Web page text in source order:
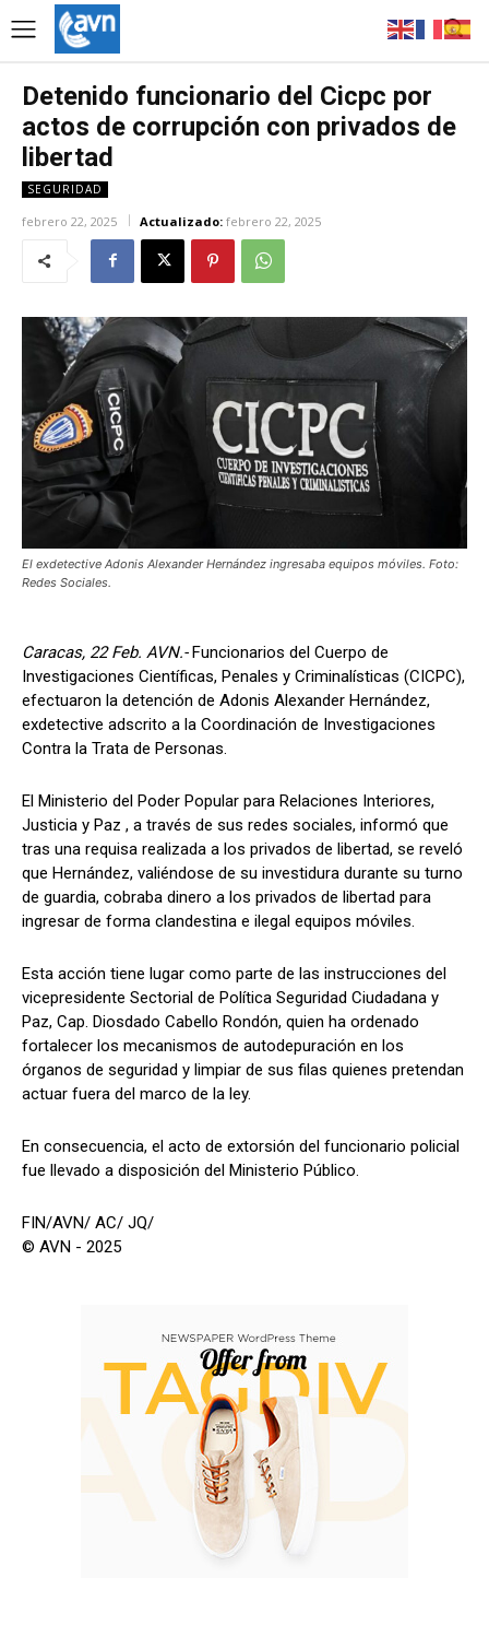
Detenido funcionario del Cicpc por
actos de corrupción con privados de
libertad
SEGURIDAD
febrero 22, 2025 Actualizado: febrero 22, 2025
El exdetective Adonis Alexander Hernández ingresaba equipos móviles. Foto:
Redes Sociales.
Caracas, 22 Feb. AVN.-Funcionarios del Cuerpo de
Investigaciones Científicas, Penales y Criminalísticas (CICPC),
efectuaron la detención de Adonis Alexander Hernández,
exdetective adscrito a la Coordinación de Investigaciones
Contra la Trata de Personas.
El Ministerio del Poder Popular para Relaciones Interiores,
Justicia y Paz , a través de sus redes sociales, informó que
tras una requisa realizada a los privados de libertad, se reveló
que Hernández, valiéndose de su investidura durante su turno
de guardia, cobraba dinero a los privados de libertad para
ingresar de forma clandestina e ilegal equipos móviles.
Esta acción tiene lugar como parte de las instrucciones del
vicepresidente Sectorial de Política Seguridad Ciudadana y
Paz, Cap. Diosdado Cabello Rondón, quien ha ordenado
fortalecer los mecanismos de autodepuración en los
órganos de seguridad y limpiar de sus filas quienes pretendan
actuar fuera del marco de la ley.
En consecuencia, el acto de extorsión del funcionario policial
fue llevado a disposición del Ministerio Público.
FIN/AVN/ AC/ JQ/
© AVN - 2025